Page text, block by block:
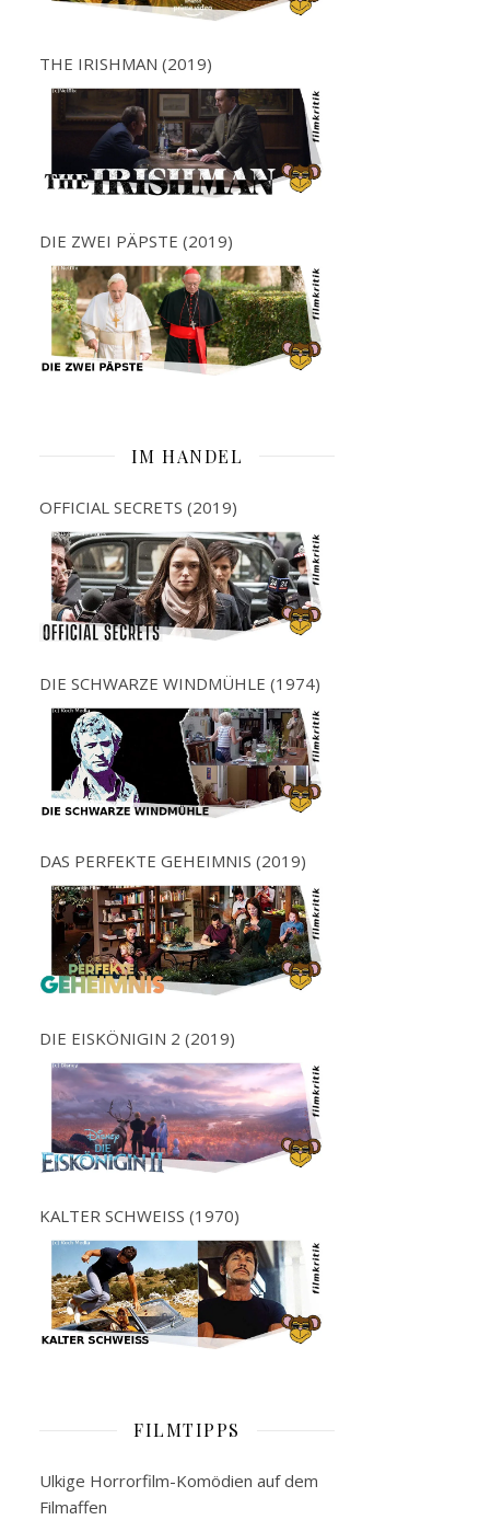
THE IRISHMAN (2019)
DIE ZWEI PÄPSTE (2019)
IM HANDEL
OFFICIAL SECRETS (2019)
DIE SCHWARZE WINDMÜHLE (1974)
DAS PERFEKTE GEHEIMNIS (2019)
DIE EISKÖNIGIN 2 (2019)
KALTER SCHWEISS (1970)
FILMTIPPS
Ulkige Horrorfilm-Komödien auf dem
Filmaffen